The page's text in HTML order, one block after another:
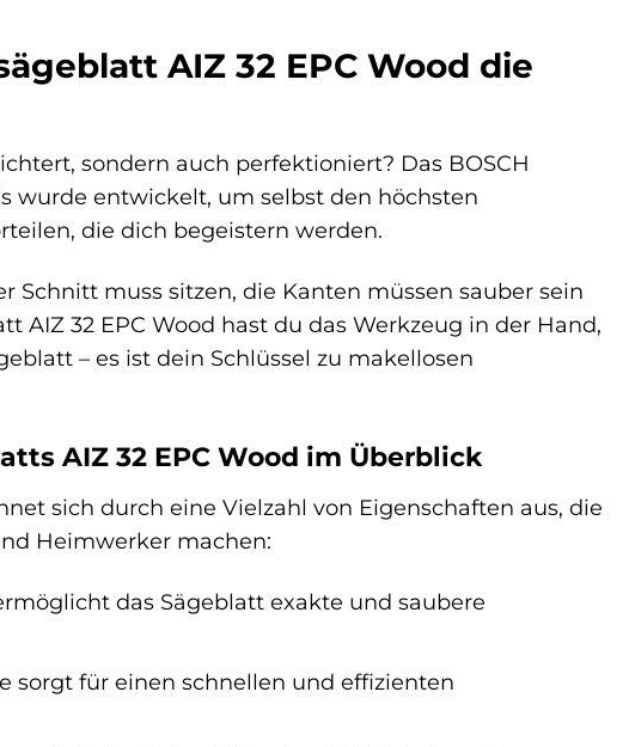
AIZ 32 EPC Wood die
sondern auch perfektioniert? Das BOSCH
wurde entwickelt, um selbst den höchsten
die dich begeistern werden.
Schnitt muss sitzen, die Kanten müssen sauber sein
AIZ 32 EPC Wood hast du das Werkzeug in der Hand,
– es ist dein Schlüssel zu makellosen
AIZ 32 EPC Wood im Überblick
sich durch eine Vielzahl von Eigenschaften aus, die
Heimwerker machen:
das Sägeblatt exakte und saubere
sorgt für einen schnellen und effizienten